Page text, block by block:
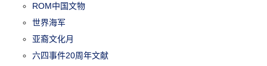
ROM中国文物
世界海军
亚裔文化月
六四事件20周年文献